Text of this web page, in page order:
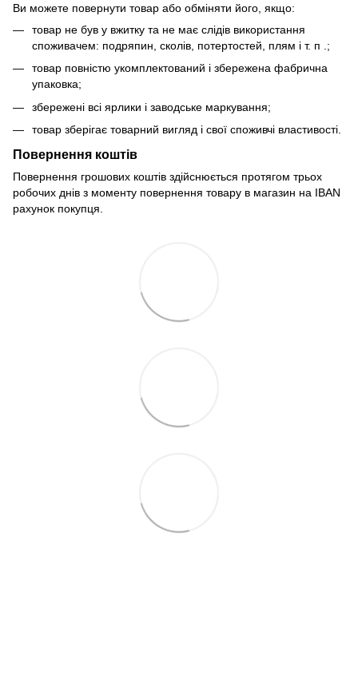
Ви можете повернути товар або обміняти його, якщо:
товар не був у вжитку та не має слідів використання
споживачем: подряпин, сколів, потертостей, плям і т. п .;
товар повністю укомплектований і збережена фабрична
упаковка;
збережені всі ярлики і заводське маркування;
товар зберігає товарний вигляд і свої споживчі властивості.
Повернення коштів
Повернення грошових коштів здійснюється протягом трьох
робочих днів з моменту повернення товару в магазин на IBAN
рахунок покупця.